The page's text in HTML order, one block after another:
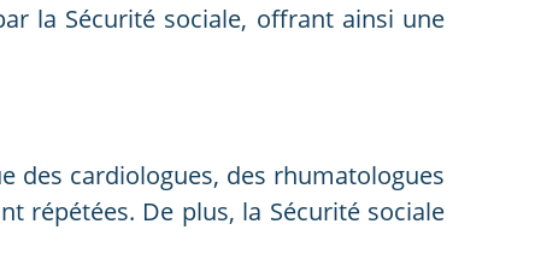
la Sécurité sociale, offrant ainsi une
des cardiologues, des rhumatologues
répétées. De plus, la Sécurité sociale